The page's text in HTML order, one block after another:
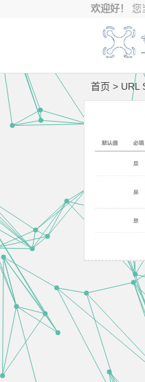
欢迎好！ 您
首页 > URL